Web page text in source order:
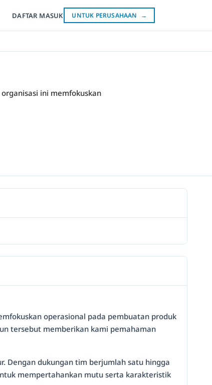
DAFTAR MASUK UNTUK PERUSAHAAN →
ini memfokuskan
operasional pada pembuatan produk
tersebut memberikan kami pemahaman
Dengan dukungan tim berjumlah satu hingga
mempertahankan mutu serta karakteristik